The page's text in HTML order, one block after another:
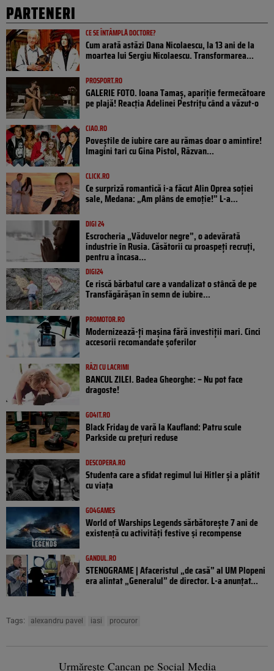
PARTENERI
CE SE ÎNTÂMPLĂ DOCTORE?
Cum arată astăzi Dana Nicolaescu, la 13 ani de la
moartea lui Sergiu Nicolaescu. Transformarea...
PROSPORT.RO
GALERIE FOTO. Ioana Tamaş, apariție fermecătoare
pe plajă! Reacția Adelinei Pestrițu când a văzut-o
CIAO.RO
Poveştile de iubire care au rămas doar o amintire!
Imagini tari cu Gina Pistol, Răzvan...
CLICK.RO
Ce surpriză romantică i-a făcut Alin Oprea soției
sale, Medana: „Am plâns de emoție!” L-a...
DIGI 24
Escrocheria „Văduvelor negre”, o adevărată
industrie în Rusia. Căsătorii cu proaspeți recruți,
pentru a încasa...
DIGI24
Ce riscă bărbatul care a vandalizat o stâncă de pe
Transfăgărășan în semn de iubire...
PROMOTOR.RO
Modernizează-ți mașina fără investiții mari. Cinci
accesorii recomandate șoferilor
RÂZI CU LACRIMI
BANCUL ZILEI. Badea Gheorghe: – Nu pot face
dragoste!
GO4IT.RO
Black Friday de vară la Kaufland: Patru scule
Parkside cu prețuri reduse
DESCOPERA.RO
Studenta care a sfidat regimul lui Hitler și a plătit
cu viața
GO4GAMES
World of Warships Legends sărbătorește 7 ani de
existență cu activități festive și recompense
GANDUL.RO
STENOGRAME | Afaceristul „de casă” al UM Plopeni
era alintat „Generalul” de director. L-a anunțat...
Tags: alexandru pavel iasi procuror
Urmărește Cancan pe Social Media